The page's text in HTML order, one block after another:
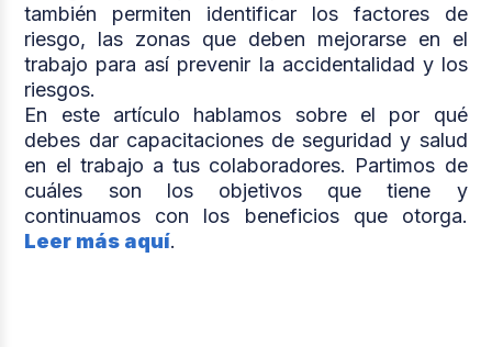
también permiten identificar los factores de
riesgo, las zonas que deben mejorarse en el
trabajo para así prevenir la accidentalidad y los
riesgos.
En este artículo hablamos sobre el por qué
debes dar capacitaciones de seguridad y salud
en el trabajo a tus colaboradores. Partimos de
cuáles son los objetivos que tiene y
continuamos con los beneficios que otorga.
Leer más aquí.